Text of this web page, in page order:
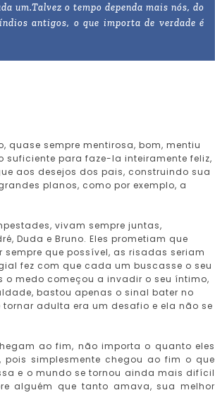
um.Talvez o tempo dependa mais nós, do
antigos, o que importa de verdade é
quase sempre mentirosa, bom, mentiu
para faze-la inteiramente feliz,
aos desejos dos pais, construindo sua
planos, como por exemplo, a
vivam sempre juntas,
Duda e Bruno. Eles prometiam que
que possível, as risadas seriam
fez com que cada um buscasse o seu
o medo começou a invadir o seu íntimo,
bastou apenas o sinal bater no
adulta era um desafio e ela não se
ao fim, não importa o quanto eles
pois simplesmente chegou ao fim o que
e o mundo se tornou ainda mais difícil
alguém que tanto amava, sua melhor